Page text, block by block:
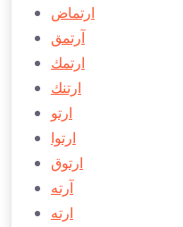
ارتماض
آرتمق
ارتمك
ارتنك
ارتو
ارتوا
ارتوق
آرته
ارته